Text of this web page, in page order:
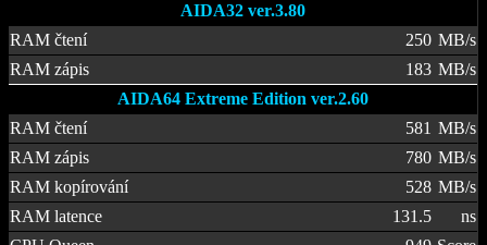
AIDA32 ver.3.80
RAM čtení
250 MB/s
RAM zápis
183 MB/s
AIDA64 Extreme Edition ver.2.60
RAM čtení
581 MB/s
RAM zápis
780 MB/s
RAM kopírování
528 MB/s
RAM latence
131.5
ns